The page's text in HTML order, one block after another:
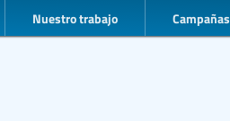
Nuestro trabajo Campañas